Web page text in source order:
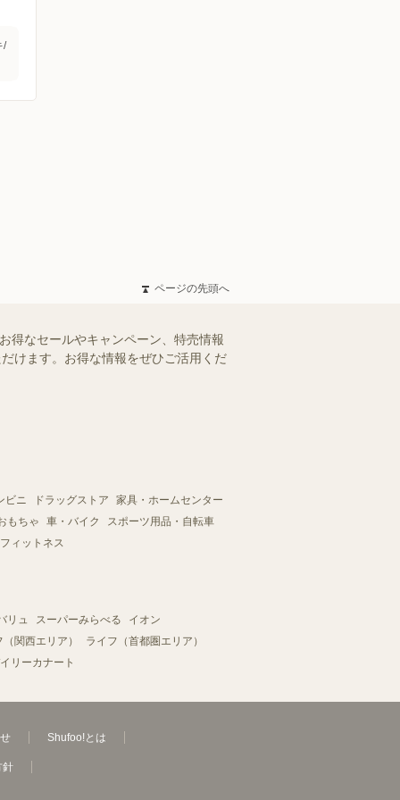
/
ページの先頭へ
得なセールやキャンペーン、特売情報
けます。お得な情報をぜひご活用くだ
ビニ ドラッグストア
家具・ホームセンター
もちゃ 車・バイク
スポーツ用品・自転車
ィットネス
リュ スーパーみらべる
イオン
関西エリア）
ライフ（首都圏エリア）
リーカナート
Shufoo!とは
針